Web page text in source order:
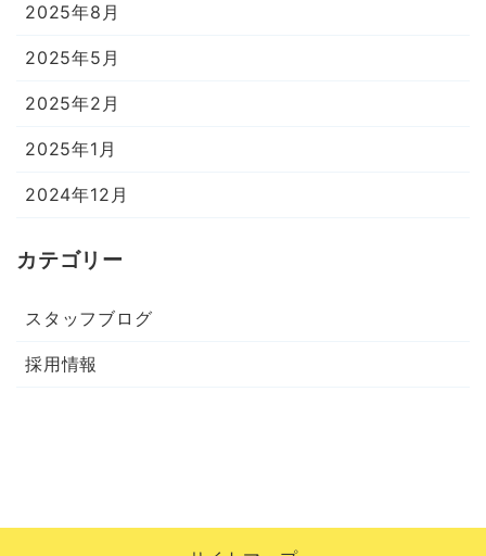
2025年8月
2025年5月
2025年2月
2025年1月
2024年12月
カテゴリー
スタッフブログ
採用情報